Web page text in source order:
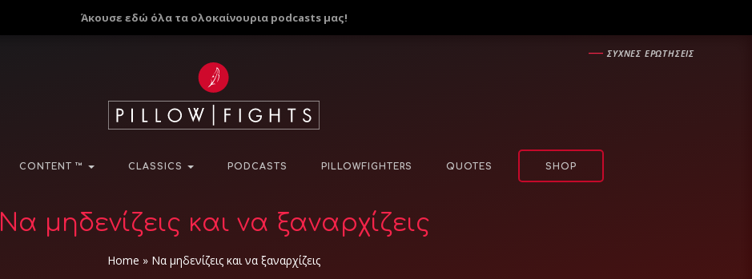
Άκουσε εδώ όλα τα ολοκαίνουρια podcasts μας!
―ΣΥΧΝΕΣ ΕΡΩΤΗΣΕΙΣ
CONTENT ™ CLASSICS PODCASTS PILLOWFIGHTERS QUOTES SHOP
Να μηδενίζεις και να ξαναρχίζεις
Home » Να μηδενίζεις και να ξαναρχίζεις